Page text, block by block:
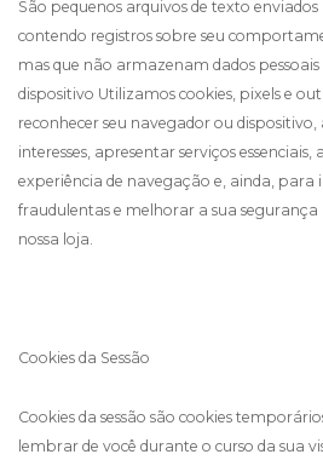
São pequenos arquivos de texto
contendo registros sobre seu
mas que não armazenam dados
dispositivo Utilizamos cookies, pixels e
reconhecer seu navegador ou
interesses, apresentar serviços
experiência de navegação e, ainda, para
fraudulentas e melhorar a sua
nossa loja.
Cookies da Sessão
Cookies da sessão são cookies
lembrar de você durante o curso da sua